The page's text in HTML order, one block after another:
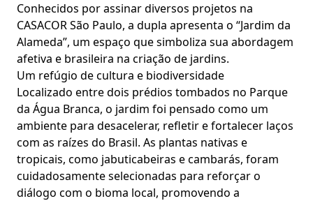
Conhecidos por assinar diversos projetos na
CASACOR São Paulo, a dupla apresenta o “Jardim da
Alameda”, um espaço que simboliza sua abordagem
afetiva e brasileira na criação de jardins.
Um refúgio de cultura e biodiversidade
Localizado entre dois prédios tombados no Parque
da Água Branca, o jardim foi pensado como um
ambiente para desacelerar, refletir e fortalecer laços
com as raízes do Brasil. As plantas nativas e
tropicais, como jabuticabeiras e cambarás, foram
cuidadosamente selecionadas para reforçar o
diálogo com o bioma local, promovendo a